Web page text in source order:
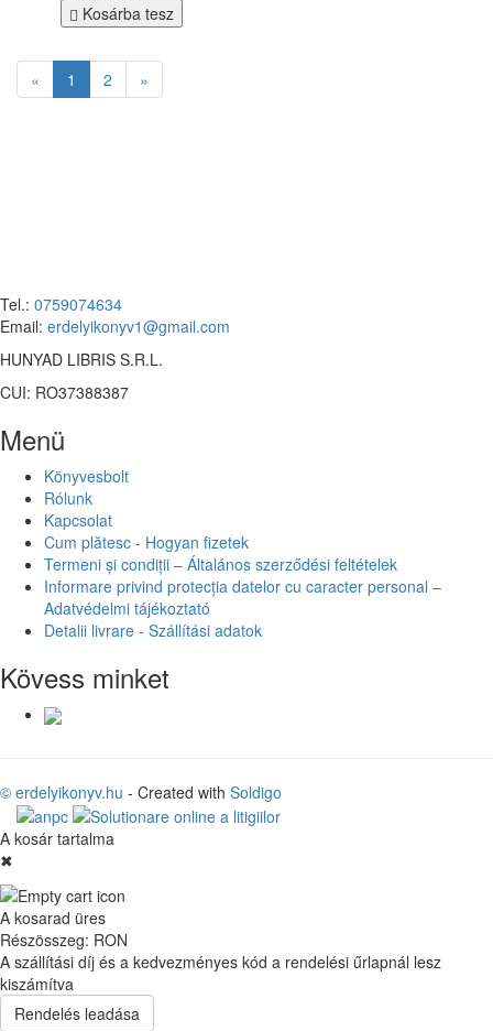
Kosárba tesz
« 1 2 »
Tel.: 0759074634
Email: erdelyikonyv1@gmail.com
HUNYAD LIBRIS S.R.L.
CUI: RO37388387
Menü
Könyvesbolt
Rólunk
Kapcsolat
Cum plătesc - Hogyan fizetek
Termeni și condiții – Általános szerződési feltételek
Informare privind protecția datelor cu caracter personal –
Adatvédelmi tájékoztató
Detalii livrare - Szállítási adatok
Kövess minket
© erdelyikonyv.hu - Created with Soldigo
A kosár tartalma
✖
A kosarad üres
Részösszeg: RON
A szállítási díj és a kedvezményes kód a rendelési űrlapnál lesz
kiszámítva
Rendelés leadása